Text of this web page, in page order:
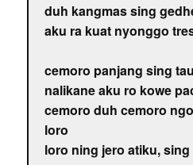
duh kangmas sing
aku ra kuat nyonggo
cemoro panjang sing
nalikane aku ro kowe
cemoro duh cemoro
loro
loro ning jero atiku,